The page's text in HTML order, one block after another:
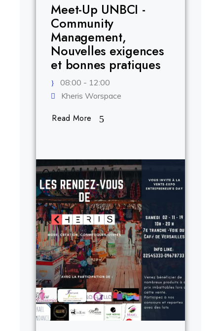
Meet-Up UNBCI -
Community
Management,
Nouvelles exigences
et bonnes pratiques
08:00 - 12:00
Kheris Worspace
Read More
.